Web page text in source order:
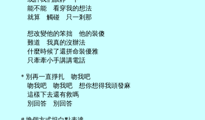
     能不能　看穿我的想法
     就算　觸碰　只一剎那
     想改變他的笨拙　他的裝傻
     難道　我真的沒辦法
     什麼時候了還拼命裝優雅
     只牽牽小手講講電話
   ＊別再一直掙扎　吻我吧
     吻我吧　吻我吧　想你想得我頭發麻
     這樣下去還有救嗎
     別回答　別回答